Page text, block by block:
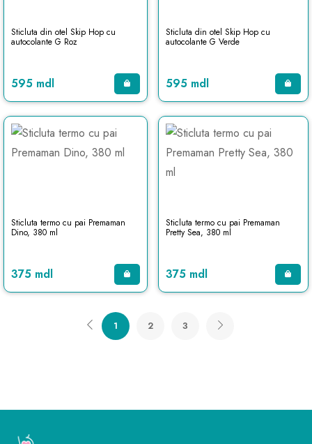
Sticluta din otel Skip Hop cu
autocolante G Roz
595 mdl
Sticluta din otel Skip Hop cu
autocolante G Verde
595 mdl
Sticluta termo cu pai Premaman
Dino, 380 ml
375 mdl
Sticluta termo cu pai Premaman
Pretty Sea, 380 ml
375 mdl
1 2 3